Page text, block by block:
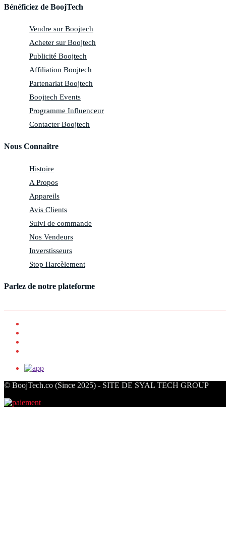
Bénéficiez de BoojTech
Vendre sur Boojtech
Acheter sur Boojtech
Publicité Boojtech
Affiliation Boojtech
Partenariat Boojtech
Boojtech Events
Programme Influenceur
Contacter Boojtech
Nous Connaître
Histoire
A Propos
Appareils
Avis Clients
Suivi de commande
Nos Vendeurs
Inverstisseurs
Stop Harcèlement
Parlez de notre plateforme
© BoojTech.co (Since 2025) - SITE DE SYAL TECH GROUP